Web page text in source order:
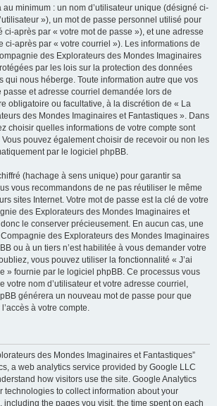
au minimum : un nom d’utilisateur unique (désigné ci-
»), un mot de passe personnel utilisé pour
ci-après par « votre mot de passe »), et une adresse
ci-après par « votre courriel »). Les informations de
des Explorateurs des Mondes Imaginaires
par les lois sur la protection des données
qui nous héberge. Toute information autre que vos
passe et adresse courriel demandée lors de
obligatoire ou facultative, à la discrétion de « La
des Mondes Imaginaires et Fantastiques ». Dans
choisir quelles informations de votre compte sont
pouvez également choisir de recevoir ou non les
par le logiciel phpBB.
(hachage à sens unique) pour garantir sa
vous recommandons de ne pas réutiliser le même
sites Internet. Votre mot de passe est la clé de votre
des Explorateurs des Mondes Imaginaires et
le conserver précieusement. En aucun cas, une
des Explorateurs des Mondes Imaginaires
ou à un tiers n’est habilitée à vous demander votre
vous pouvez utiliser la fonctionnalité « J’ai
» fournie par le logiciel phpBB. Ce processus vous
votre nom d’utilisateur et votre adresse courriel,
générera un nouveau mot de passe pour que
à votre compte.
des Mondes Imaginaires et Fantastiques”
a web analytics service provided by Google LLC
how visitors use the site. Google Analytics
technologies to collect information about your
including the pages you visit, the time spent on each